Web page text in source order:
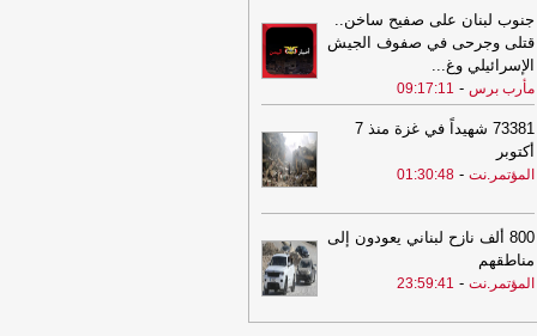
ودعم استعادة الدولة
21:02
توكل كرمان تدين هجوم الحوثيين
قوات الطوارئ وتدعو إلى محاسبة
ودعم استعادة الدولة
20:30
البنك المركزي يوقف تراخيص
20:30
البنك المركزي يوقف تراخيص
منشآت صرافة ويغلق مقراتها
-الصهوة
جنوب لبنان على صفيح ساخن..
قتلى وجرحى في صفوف الجيش
الإسرائيلي وغ...
مأرب برس -
09:17:11
73381 شهيداً في غزة منذ 7
أكتوبر
المؤتمر.نت -
01:30:48
800 ألف نازح لبناني يعودون إلى
مناطقهم
المؤتمر.نت -
23:59:41